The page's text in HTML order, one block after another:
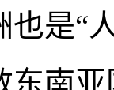
是“
东南